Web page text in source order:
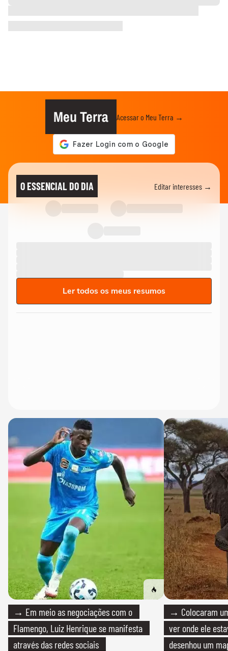
Meu Terra Acessar o Meu Terra →
O ESSENCIAL DO DIA Editar interesses →
Ler todos os meus resumos
→ Em meio as negociações com o
Flamengo, Luiz Henrique se manifesta
através das redes sociais
→ Colocaram
ver onde ele
desenhou um